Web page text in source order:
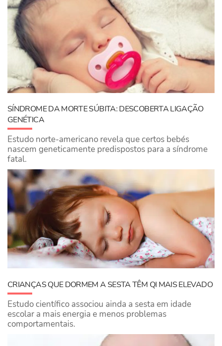
SÍNDROME DA MORTE SÚBITA: DESCOBERTA LIGAÇÃO
GENÉTICA
Estudo norte-americano revela que certos bebés
nascem geneticamente predispostos para a síndrome
fatal.
CRIANÇAS QUE DORMEM A SESTA TÊM QI MAIS ELEVADO
Estudo científico associou ainda a sesta em idade
escolar a mais energia e menos problemas
comportamentais.